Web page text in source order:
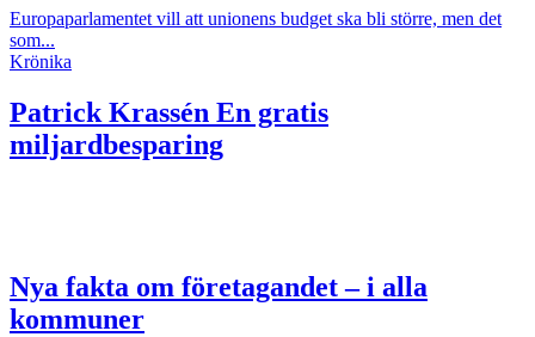
Europaparlamentet vill att unionens budget ska bli större, men det
som...
Krönika
Patrick Krassén En gratis
miljardbesparing
Nya fakta om företagandet – i alla
kommuner